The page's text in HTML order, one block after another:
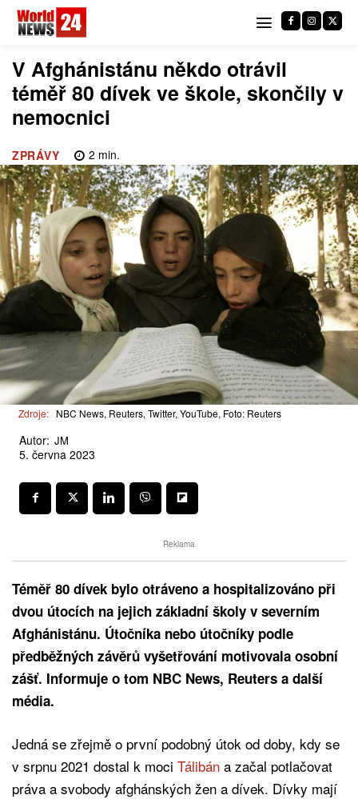
V Afghánistánu někdo otrávil
téměř 80 dívek ve škole, skončily v
nemocnici
ZPRÁVY 2 min.
Zdroje: NBC News, Reuters, Twitter, YouTube, Foto: Reuters
Autor: JM
5. června 2023
Reklama
Téměř 80 dívek bylo otráveno a hospitalizováno při
dvou útocích na jejich základní školy v severním
Afghánistánu. Útočníka nebo útočníky podle
předběžných závěrů vyšetřování motivovala osobní
zášť. Informuje o tom NBC News, Reuters a další
média.
Jedná se zřejmě o první podobný útok od doby, kdy se
v srpnu 2021 dostal k moci Tálibán a začal potlačovat
práva a svobody afghánských žen a dívek. Dívky mají